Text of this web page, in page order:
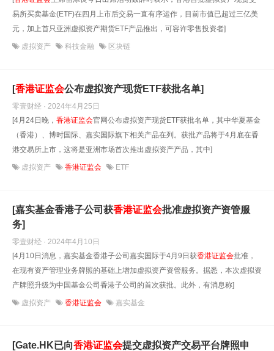
易所买卖基金(ETF)在四月上市后交易一直有序运作，目前市值已超过三亿美
元，加上首只亚洲虚拟资产期货ETF产品推出，可容许零售投资者]
虚拟资产 科技金融 区块链
[香港证监会公布虚拟资产现货ETF获批名单]
零壹财经 · 2024年4月25日
[4月24日晚， 香港证监会官网公布虚拟资产现货ETF获批名单，其中华夏基金
（香港）、博时国际、嘉实国际旗下相关产品在列。获批产品将于4月底在香
港交易所上市，这将是亚洲市场首次推出虚拟资产产品，其中]
虚拟资产 香港证监会 ETF
[嘉实基金香港子公司获香港证监会批准虚拟资产资管服
务]
零壹财经 · 2024年4月10日
[4月10日消息，嘉实基金香港子公司嘉实国际于4月9日获香港证监会批准，
在现有资产管理业务牌照的基础上增加虚拟资产资管服务。据悉，本次虚拟资
产牌照升级为中国基金公司香港子公司的首次获批。此外，有消息称]
虚拟资产 香港证监会 嘉实基金
[Gate.HK已向香港证监会提交虚拟资产交易平台牌照申